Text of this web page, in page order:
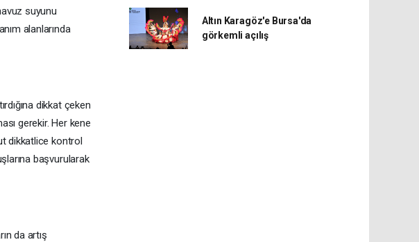
suyunu
alanlarında
dikkat çeken
gerekir. Her kene
dikkatlice kontrol
başvurularak
da artış
Altın Karagöz'e Bursa'da
görkemli açılış